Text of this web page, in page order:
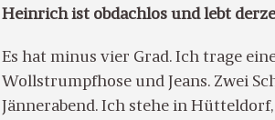
Heinrich ist obdachlos und lebt
Es hat minus vier Grad. Ich trage
Wollstrumpfhose und Jeans. Zwei
Jännerabend. Ich stehe in